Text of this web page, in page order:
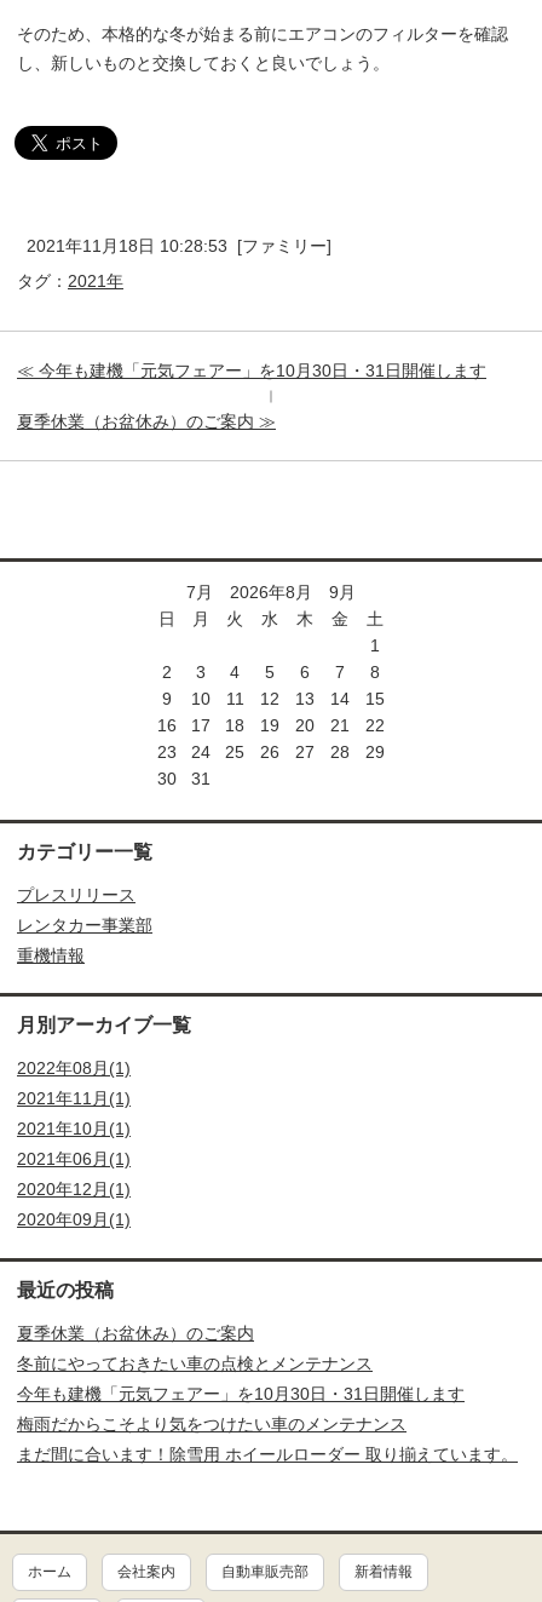
そのため、本格的な冬が始まる前にエアコンのフィルターを確認
し、新しいものと交換しておくと良いでしょう。
2021年11月18日 10:28:53 [ファミリー]
タグ： 2021年
≪ 今年も建機「元気フェアー」を10月30日・31日開催します
｜
夏季休業（お盆休み）のご案内 ≫
7月 2026年8月 9月
日
月 火 水 木 金
土
1
2
3 4 5 6 7
8
9
10 11 12 13 14
15
16
17 18 19 20 21
22
23
24 25 26 27 28
29
30
31
カテゴリー一覧
プレスリリース
レンタカー事業部
重機情報
月別アーカイブ一覧
2022年08月(1)
2021年11月(1)
2021年10月(1)
2021年06月(1)
2020年12月(1)
2020年09月(1)
最近の投稿
夏季休業（お盆休み）のご案内
冬前にやっておきたい車の点検とメンテナンス
今年も建機「元気フェアー」を10月30日・31日開催します
梅雨だからこそより気をつけたい車のメンテナンス
まだ間に合います！除雪用 ホイールローダー 取り揃えています。
ホーム 会社案内 自動車販売部 新着情報